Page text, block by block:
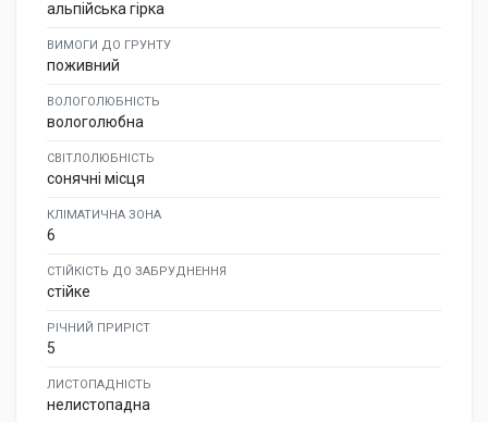
альпійська гірка
ВИМОГИ ДО ГРУНТУ
поживний
ВОЛОГОЛЮБНІСТЬ
вологолюбна
СВІТЛОЛЮБНІСТЬ
сонячні місця
КЛІМАТИЧНА ЗОНА
6
СТІЙКІСТЬ ДО ЗАБРУДНЕННЯ
стійке
РІЧНИЙ ПРИРІСТ
5
ЛИСТОПАДНІСТЬ
нелистопадна